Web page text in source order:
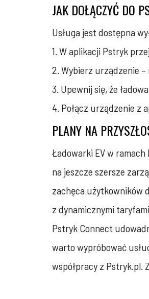
JAK DOŁĄCZYĆ DO
Usługa jest dostępna
1. W aplikacji Pstryk
2. Wybierz urządzenie –
3. Upewnij się, że
4. Połącz urządzenie z
PLANY NA
Ładowarki EV w
na jeszcze szersze
zachęca użytkowników
z dynamicznymi
Pstryk Connect
warto wypróbować
współpracy z Pstryk.pl.